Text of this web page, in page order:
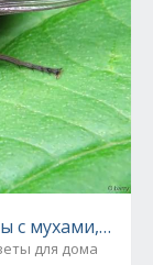
с мухами,
для дома